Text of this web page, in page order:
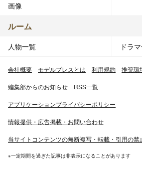
画像
ルーム
人物一覧 ドラ
会社概要 モデルプレスとは 利用規約 推奨環
編集部からのお知らせ RSS一覧
アプリケーションプライバシーポリシー
情報提供・広告掲載・お問い合わせ
当サイトコンテンツの無断複写・転載・引用の禁
※一定期間を過ぎた記事は非表示になることがあります